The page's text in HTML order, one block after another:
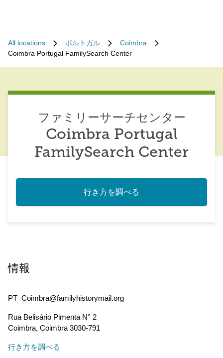
All locations ポルトガル
Coimbra
Coimbra Portugal FamilySearch Center
ファミリーサーチセンター
Coimbra Portugal
FamilySearch Center
行き方を調べる
情報
PT_Coimbra@familyhistorymail.org
Rua Belisário Pimenta N° 2
Coimbra, Coimbra 3030-791
行き方を調べる